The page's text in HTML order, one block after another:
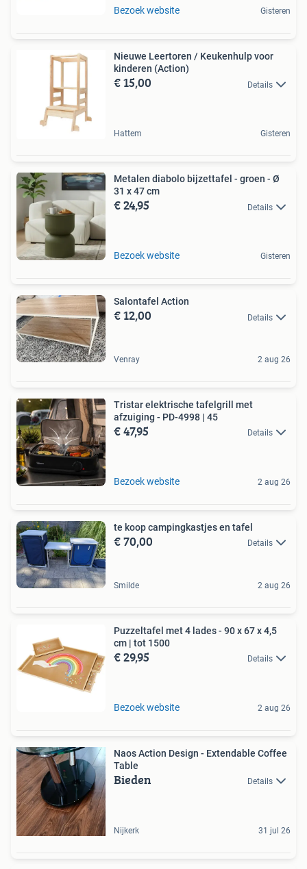
Bezoek website Gisteren
Nieuwe Leertoren / Keukenhulp voor
kinderen (Action)
€ 15,00 Details
Hattem Gisteren
Metalen diabolo bijzettafel - groen - Ø
31 x 47 cm
€ 24,95 Details
Bezoek website Gisteren
Salontafel Action
€ 12,00 Details
Venray 2 aug 26
Tristar elektrische tafelgrill met
afzuiging - PD-4998 | 45
€ 47,95 Details
Bezoek website 2 aug 26
te koop campingkastjes en tafel
€ 70,00 Details
Smilde 2 aug 26
Puzzeltafel met 4 lades - 90 x 67 x 4,5
cm | tot 1500
€ 29,95 Details
Bezoek website 2 aug 26
Naos Action Design - Extendable Coffee
Table
Bieden Details
Nijkerk 31 jul 26